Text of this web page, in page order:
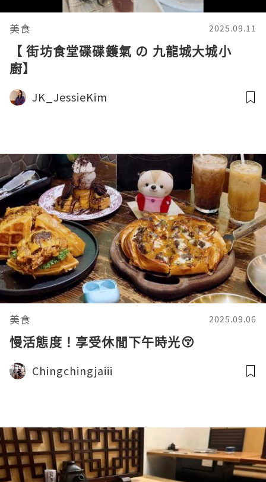
美食 2025.09.11
【 街坊食堂碟碟鑊氣 の 九龍城大城小
廚】
JK_JessieKim
美食 2025.09.06
慢活態度！享受休閒下午時光😚
Chingchingjaiii